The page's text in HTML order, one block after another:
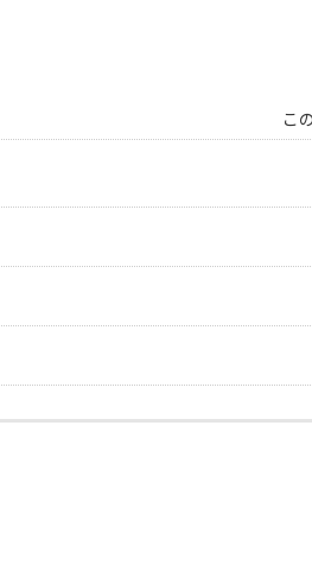
こ